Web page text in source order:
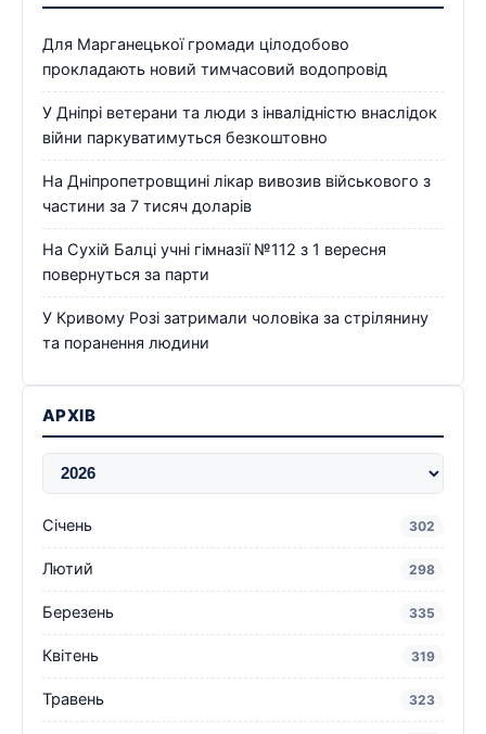
Для Марганецької громади цілодобово
прокладають новий тимчасовий водопровід
У Дніпрі ветерани та люди з інвалідністю внаслідок
війни паркуватимуться безкоштовно
На Дніпропетровщині лікар вивозив військового з
частини за 7 тисяч доларів
На Сухій Балці учні гімназії №112 з 1 вересня
повернуться за парти
У Кривому Розі затримали чоловіка за стрілянину
та поранення людини
АРХІВ
Січень 302
Лютий 298
Березень 335
Квітень 319
Травень 323